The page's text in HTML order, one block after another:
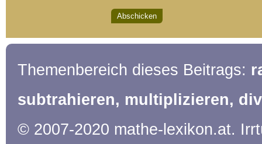
Themenbereich dieses Beitrags:
subtrahieren, multiplizieren,
© 2007-2020 mathe-lexikon.at.